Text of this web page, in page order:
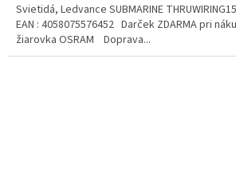
Svietidá, Ledvance SUBMARINE
EAN : 4058075576452 Darček ZDARMA pri
žiarovka OSRAM Doprava...